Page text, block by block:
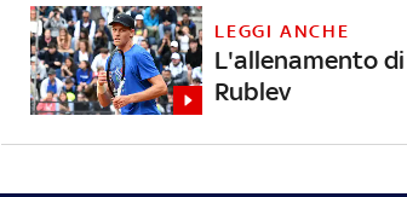
LEGGI ANCHE
L'allenamento
Rublev